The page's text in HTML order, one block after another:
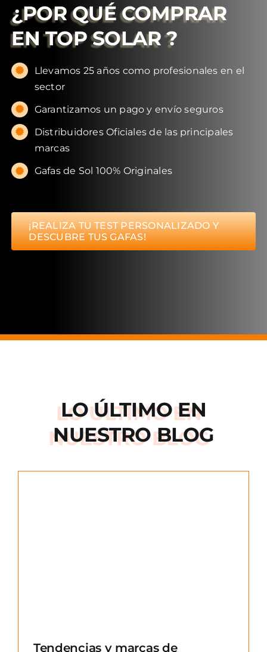
¿POR QUÉ COMPRAR
EN TOP SOLAR ?
Llevamos 25 años como profesionales en el
sector
Garantizamos un pago y envío seguros
Distribuidores Oficiales de las principales
marcas
Gafas de Sol 100% Originales
¡REALIZA TU TEST PERSONALIZADO Y
DESCUBRE TUS GAFAS!
LO ÚLTIMO EN
NUESTRO BLOG
Tendencias y marcas de